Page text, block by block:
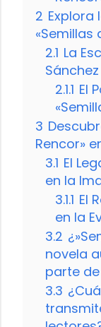
2 Explora
«Semillas
2.1 La
Sánchez
2.1.1 El
3
Rencor»
3.1 El
en la
3.1.1 El
en la
3.2
novela
parte
3.3